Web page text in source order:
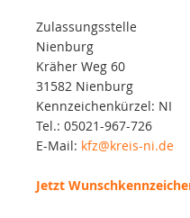
Zulassungsstelle
Nienburg
Kräher Weg 60
31582 Nienburg
Kennzeichenkürzel: NI
Tel.: 05021-967-726
E-Mail: kfz@kreis-ni.de
Jetzt